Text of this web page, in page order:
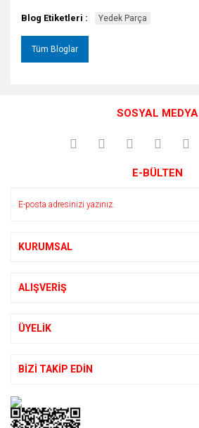
Blog Etiketleri : Yedek Parça
Tüm Bloglar
SOSYAL MEDYA
E-BÜLTEN
KURUMSAL
ALIŞVERİŞ
ÜYELİK
BİZİ TAKİP EDİN